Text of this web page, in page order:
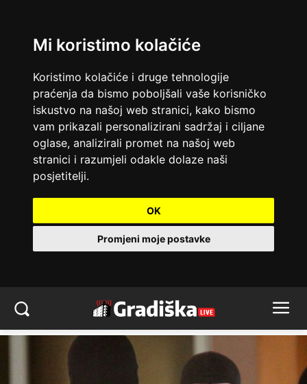
Mi koristimo kolačiće
Koristimo kolačiće i druge tehnologije
praćenja da bismo poboljšali vaše korisničko
iskustvo na našoj web stranici, kako bismo
vam prikazali personalizirani sadržaj i ciljane
oglase, analizirali promet na našoj web
stranici i razumjeli odakle dolaze naši
posjetitelji.
OK
Promjeni moje postavke